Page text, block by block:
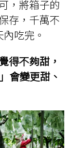
，將箱子的
存，千萬不
吃完。
得不夠甜，
會變更甜、